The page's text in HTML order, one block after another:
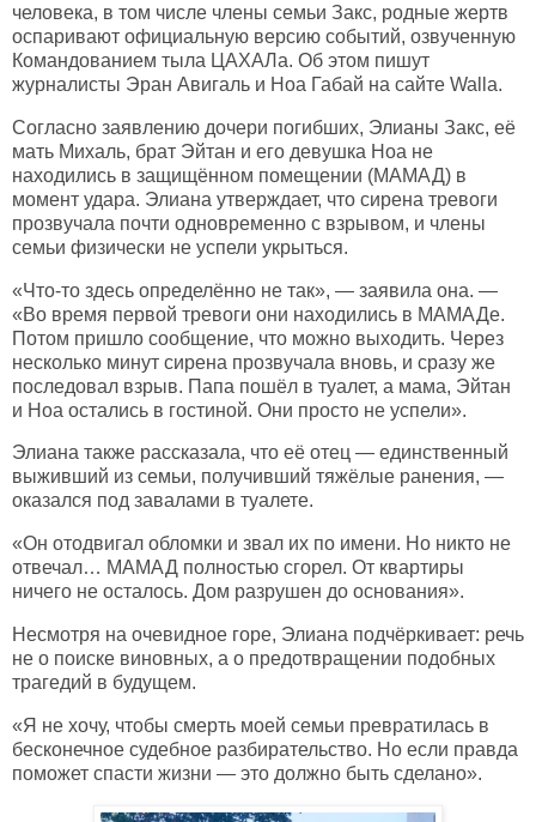
человека, в том числе члены семьи Закс, родные жертв
оспаривают официальную версию событий, озвученную
Командованием тыла ЦАХАЛа. Об этом пишут
журналисты Эран Авигаль и Ноа Габай на сайте Walla.
Согласно заявлению дочери погибших, Элианы Закс, её
мать Михаль, брат Эйтан и его девушка Ноа не
находились в защищённом помещении (МАМАД) в
момент удара. Элиана утверждает, что сирена тревоги
прозвучала почти одновременно с взрывом, и члены
семьи физически не успели укрыться.
«Что-то здесь определённо не так», — заявила она. —
«Во время первой тревоги они находились в МАМАДе.
Потом пришло сообщение, что можно выходить. Через
несколько минут сирена прозвучала вновь, и сразу же
последовал взрыв. Папа пошёл в туалет, а мама, Эйтан
и Ноа остались в гостиной. Они просто не успели».
Элиана также рассказала, что её отец — единственный
выживший из семьи, получивший тяжёлые ранения, —
оказался под завалами в туалете.
«Он отодвигал обломки и звал их по имени. Но никто не
отвечал… МАМАД полностью сгорел. От квартиры
ничего не осталось. Дом разрушен до основания».
Несмотря на очевидное горе, Элиана подчёркивает: речь
не о поиске виновных, а о предотвращении подобных
трагедий в будущем.
«Я не хочу, чтобы смерть моей семьи превратилась в
бесконечное судебное разбирательство. Но если правда
поможет спасти жизни — это должно быть сделано».